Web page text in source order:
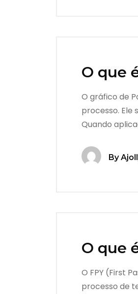
O que
O gráfico de
processo. Ele
Quando
By
O que
O FPY (First
processo de